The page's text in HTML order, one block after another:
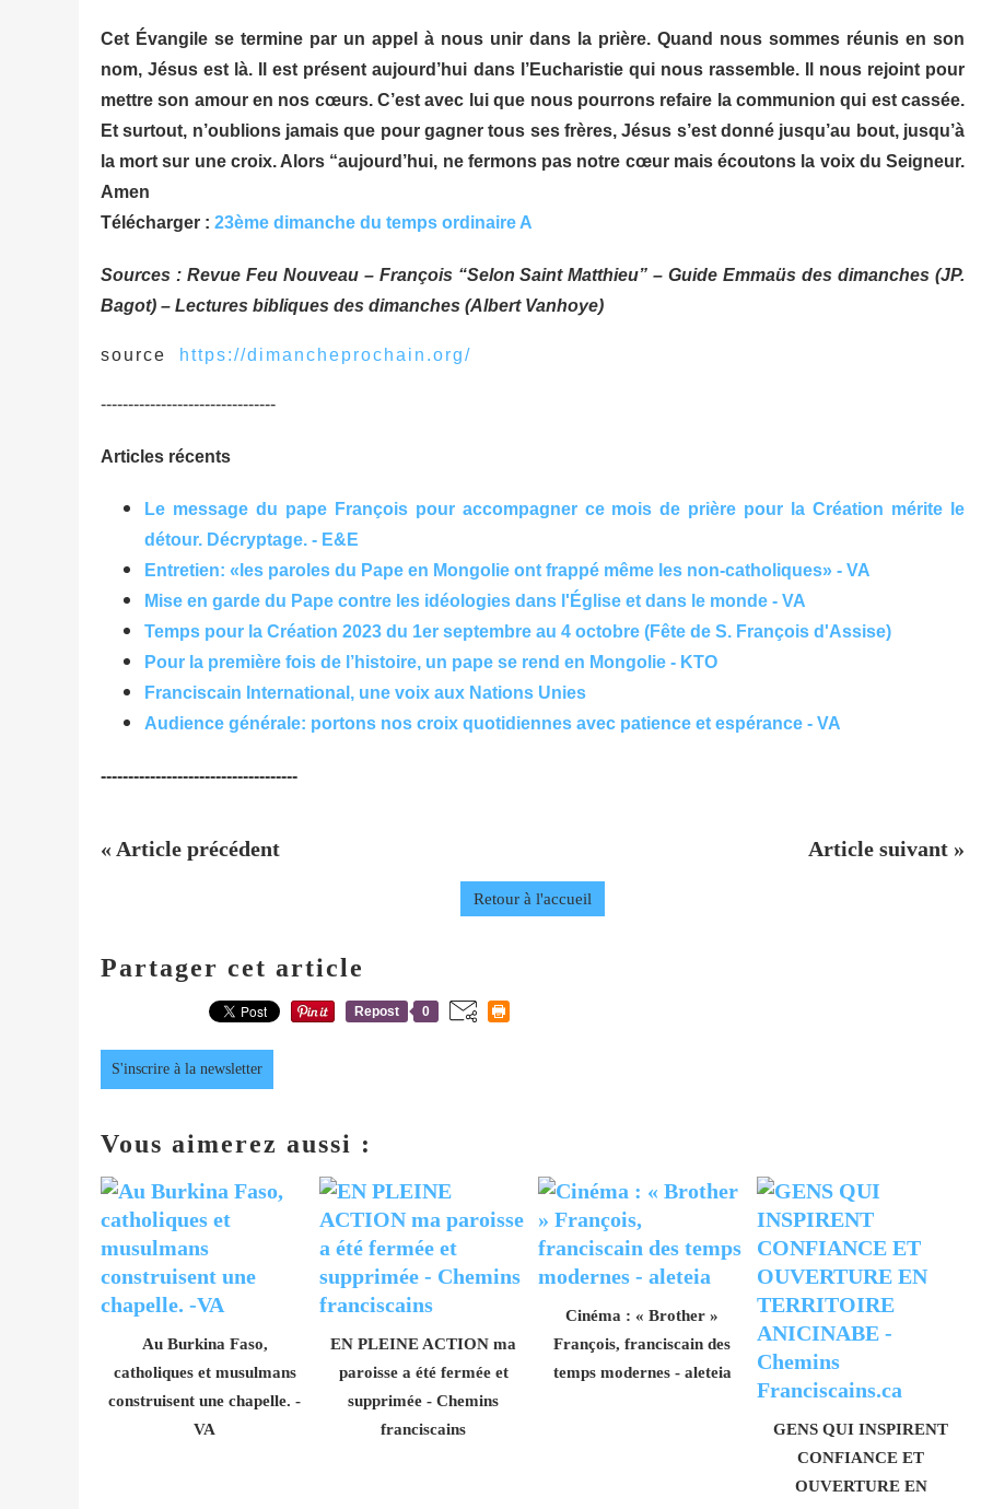
Cet Évangile se termine par un appel à nous unir dans la prière. Quand nous sommes réunis en son
nom, Jésus est là. Il est présent aujourd’hui dans l’Eucharistie qui nous rassemble. Il nous rejoint pour
mettre son amour en nos cœurs. C’est avec lui que nous pourrons refaire la communion qui est cassée.
Et surtout, n’oublions jamais que pour gagner tous ses frères, Jésus s’est donné jusqu’au bout, jusqu’à
la mort sur une croix. Alors “aujourd’hui, ne fermons pas notre cœur mais écoutons la voix du Seigneur.
Amen
Télécharger : 23ème dimanche du temps ordinaire A
Sources : Revue Feu Nouveau – François “Selon Saint Matthieu” – Guide Emmaüs des dimanches (JP.
Bagot) – Lectures bibliques des dimanches (Albert Vanhoye)
source https://dimancheprochain.org/
--------------------------------
Articles récents
Le message du pape François pour accompagner ce mois de prière pour la Création mérite le
détour. Décryptage. - E&E
Entretien: «les paroles du Pape en Mongolie ont frappé même les non-catholiques» - VA
Mise en garde du Pape contre les idéologies dans l'Église et dans le monde - VA
Temps pour la Création 2023 du 1er septembre au 4 octobre (Fête de S. François d'Assise)
Pour la première fois de l’histoire, un pape se rend en Mongolie - KTO
Franciscain International, une voix aux Nations Unies
Audience générale: portons nos croix quotidiennes avec patience et espérance - VA
------------------------------------
« Article précédent Article suivant »
Retour à l'accueil
Partager cet article
Repost 0
S'inscrire à la newsletter
Vous aimerez aussi :
Au Burkina Faso,
catholiques et musulmans
construisent une chapelle. -
VA
EN PLEINE ACTION ma
paroisse a été fermée et
supprimée - Chemins
franciscains
Cinéma : « Brother »
François, franciscain des
temps modernes - aleteia
GENS QUI INSPIRENT
CONFIANCE ET
OUVERTURE EN